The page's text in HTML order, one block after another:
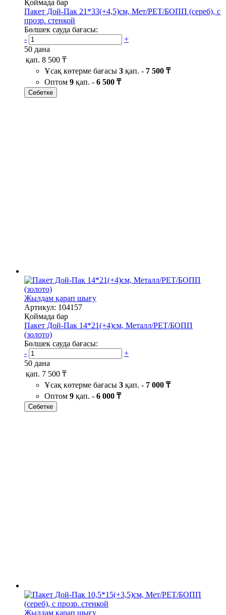
Қоймада бар
Пакет Дой-Пак 21*33(+4,5)см, Мет/PET/БОПП (сереб), с
прозр. стенкой
Бөлшек сауда бағасы:
-
+
50 дана
қап. 8 500 ₸
Ұсақ көтерме бағасы 3 қап. - 7 500 ₸
Оптом 9 қап. - 6 500 ₸
Себетке
Жылдам қарап шығу
Артикул: 104157
Қоймада бар
Пакет Дой-Пак 14*21(+4)см, Металл/PET/БОПП
(золото)
Бөлшек сауда бағасы:
-
+
50 дана
қап. 7 500 ₸
Ұсақ көтерме бағасы 3 қап. - 7 000 ₸
Оптом 9 қап. - 6 000 ₸
Себетке
Жылдам қарап шығу